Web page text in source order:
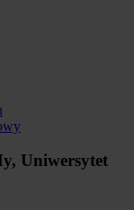
Uniwersytet